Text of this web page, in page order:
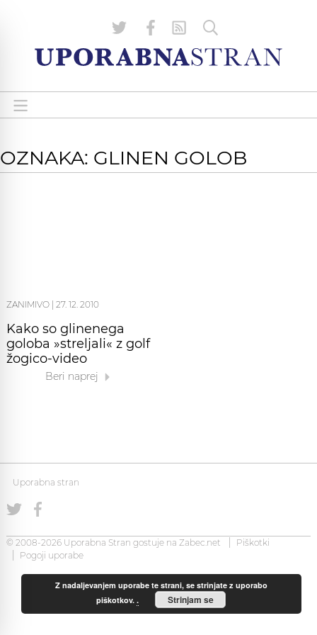
OZNAKA: GLINEN GOLOB
ZANIMIVO 27. 12. 2010
Kako so glinenega
goloba »streljali« z golf
žogico-video
Beri naprej
Uporabna stran
© 2008-2026 Uporabna Stran gostuje na Zabec.net
Piškotki
Pogoji uporabe
Z nadaljevanjem uporabe te strani, se strinjate z uporabo
piškotkov.. Strinjam se